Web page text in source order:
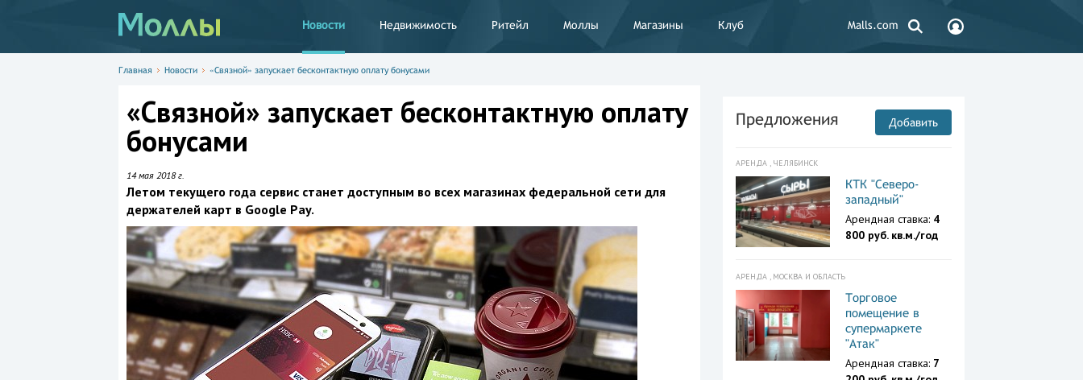
Новости Недвижимость Ритейл Моллы Магазины Клуб Malls.com
Главная Новости «Связной» запускает бесконтактную оплату бонусами
«Связной» запускает бесконтактную оплату
бонусами
14 мая 2018 г.
Летом текущего года сервис станет доступным во всех магазинах федеральной сети для
держателей карт в Google Pay.
Предложения Добавить
АРЕНДА , ЧЕЛЯБИНСК
КТК "Северо-
западный"
Арендная ставка: 4
800 руб. кв.м./год
АРЕНДА , МОСКВА И ОБЛАСТЬ
Торговое
помещение в
супермаркете
"Атак"
Арендная ставка: 7